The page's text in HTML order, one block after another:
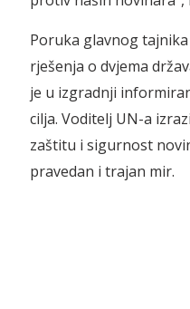
Poruka glavnog
rješenja o dvjema
je u izgradnji
cilja. Voditelj UN-a
zaštitu i sigurnost
pravedan i trajan mir.